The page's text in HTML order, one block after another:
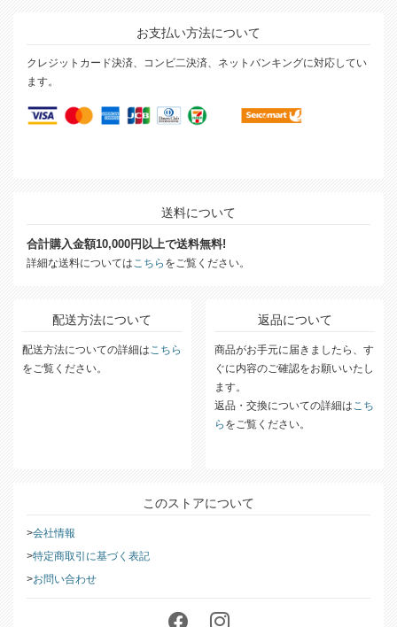
お支払い方法について
クレジットカード決済、コンビ二決済、ネットバンキングに対応してい
ます。
送料について
合計購入金額10,000円以上で送料無料!
詳細な送料についてはこちら をご覧ください。
配送方法について
配送方法についての詳細はこちら
をご覧ください。
返品について
商品がお手元に届きましたら、す
ぐに内容のご確認をお願いいたし
ます。
返品・交換についての詳細はこち
ら をご覧ください。
このストアについて
会社情報
特定商取引に基づく表記
お問い合わせ